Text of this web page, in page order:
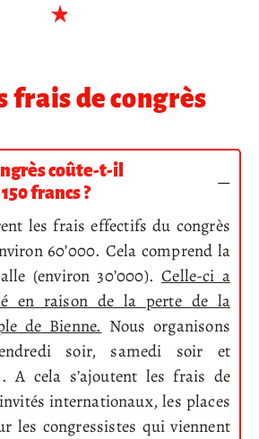
frais de congrès
coûte-t-il
francs ?
les frais effectifs du congrès
60’000. Cela comprend la
(environ 30’000).Celle-ci a
en raison de la perte de la
de Bienne. Nous organisons
soir, samedi soir et
A cela s’ajoutent les frais de
internationaux, les places
les congressistes qui viennent